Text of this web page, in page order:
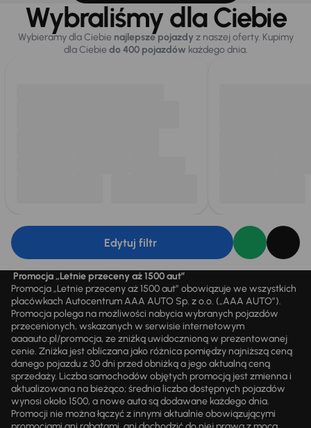
Wybraliśmy dla Ciebie
Wybieramy dla Ciebie najlepsze pojazdy z naszej oferty. Kupimy
dla Ciebiedo 400 pojazdówkażdego dnia.
Edytuj filtr
Promocja „Letnie przeceny aż 1500 aut”
Promocja „Letnie przeceny aż 1500 aut” obowiązuje we wszystkich
placówkach Autocentrum AAA AUTO Sp. z o.o. („AAA AUTO”).
Promocja polega na możliwości nabycia wybranych pojazdów
przecenionych, wskazanych w serwisie internetowym
aaaauto.pl/promocja, ze zniżką uwidocznioną w prezentowanej
cenie. Zniżka jest obliczana jako różnica pomiędzy najniższą ceną
danego pojazdu z 30 dni przed obniżką a jego aktualną ceną
sprzedaży. Liczba samochodów objętych promocją jest zmienna i
aktualizowana na bieżąco; średnia liczba dostępnych pojazdów
wynosi około 1500, a nowe auta są dodawane każdego dnia.
Promocji nie można łączyć z innymi aktualnie obowiązującymi